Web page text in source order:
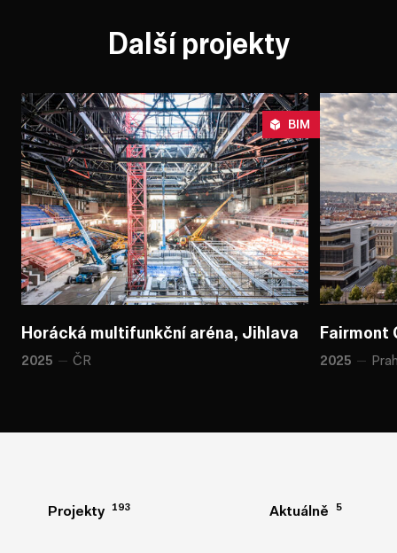
Další projekty
Horácká multifunkční aréna, Jihlava
Horácká multifunkční aréna, Jihlava
2025 ČR
BIM
Fairmont
Fairmont
2025
Projekty 193
Projekty 193 Aktuálně 5
Aktuálně 5